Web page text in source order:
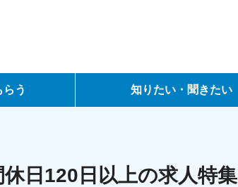
う 知りたい・聞きたい
日120日以上の求人特集